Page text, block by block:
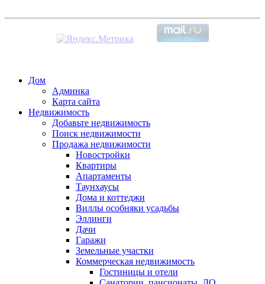
Дом
Админка
Карта сайта
Недвижимость
Добавьте недвижимость
Поиск недвижимости
Продажа недвижимости
Новостройки
Квартиры
Апартаменты
Таунхаусы
Дома и коттеджи
Виллы особняки усадьбы
Эллинги
Дачи
Гаражи
Земельные участки
Коммерческая недвижимость
Гостиницы и отели